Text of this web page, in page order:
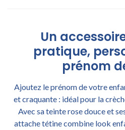
Un
pratique,
prénom
Ajoutez le prénom de votre
et craquante : idéal pour la
Avec sa teinte rose douce et
attache tétine combine look